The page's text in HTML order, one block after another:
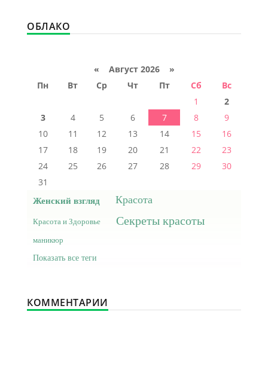
ОБЛАКО
« Август 2026 »
Пн
Вт Ср Чт Пт Сб
Вс
1
2
3
4 5 6 7 8
9
10
11 12 13 14 15
16
17
18 19 20 21 22
23
24
25 26 27 28 29
30
31
Женский взгляд Красота
Красота и Здоровье Секреты красоты
маникюр
Показать все теги
КОММЕНТАРИИ